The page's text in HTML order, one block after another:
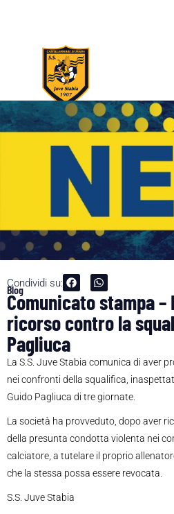
Condividi su:
Blog
Comunicato stampa
ricorso contro la
Pagliuca
La S.S. Juve Stabia comunica di aver
nei confronti della squalifica,
Guido Pagliuca di tre giornate.
La società ha provveduto, dopo aver
della presunta condotta violenta nei
calciatore, a tutelare il proprio
che la stessa possa essere revocata.
S.S. Juve Stabia